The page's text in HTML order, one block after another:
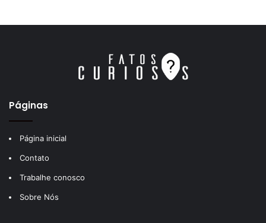
Páginas
Página inicial
Contato
Trabalhe conosco
Sobre Nós